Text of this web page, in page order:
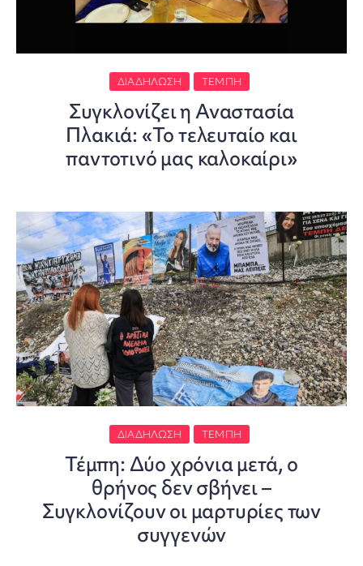
ΔΙΑΔΉΛΩΣΗ ΤΈΜΠΗ
Συγκλονίζει η Αναστασία
Πλακιά: «Το τελευταίο και
παντοτινό μας καλοκαίρι»
ΔΙΑΔΉΛΩΣΗ ΤΈΜΠΗ
Τέμπη: Δύο χρόνια μετά, ο
θρήνος δεν σβήνει –
Συγκλονίζουν οι μαρτυρίες των
συγγενών